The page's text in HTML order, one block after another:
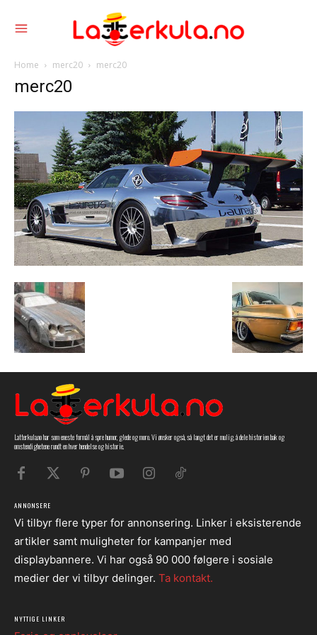
Home merc20 merc20
merc20
Latterkula.no har som eneste formål å spre humor, glede og moro. Vi ønsker også, så langt det er mulig, å dele historien bak og
omstendighetene rundt en hver hendelse og historie.
ANNONSERE
Vi tilbyr flere typer for annonsering. Linker i eksisterende
artikler samt muligheter for kampanjer med
displaybannere. Vi har også 90 000 følgere i sosiale
medier der vi tilbyr delinger. Ta kontakt.
NYTTIGE LINKER